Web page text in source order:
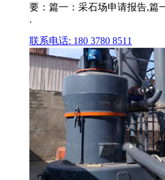
要：篇一：采石场申请报告,篇
.
联系电话: 180 3780 8511